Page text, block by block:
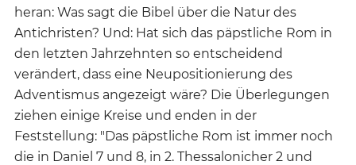
heran: Was sagt die Bibel über die Natur des
Antichristen? Und: Hat sich das päpstliche Rom in
den letzten Jahrzehnten so entscheidend
verändert, dass eine Neupositionierung des
Adventismus angezeigt wäre? Die Überlegungen
ziehen einige Kreise und enden in der
Feststellung: "Das päpstliche Rom ist immer noch
die in Daniel 7 und 8, in 2. Thessalonicher 2 und